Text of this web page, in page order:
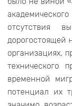
отсутствия
дорогостоящей
организациях,
технического
временной
потенциал их